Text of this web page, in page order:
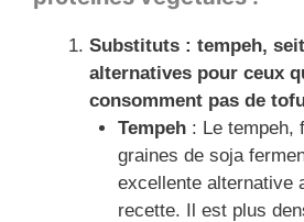
Substituts : tempeh,
alternatives pour ceux
consomment pas de
Tempeh: Le tempeh,
graines de soja
excellente alternative
recette. Il est plus